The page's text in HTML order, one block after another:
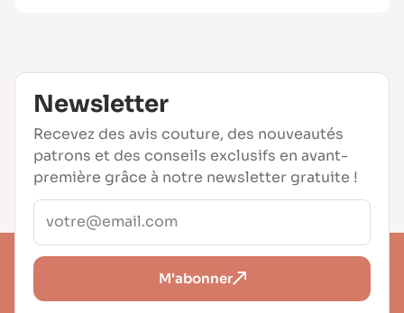
Newsletter
Recevez des avis couture, des nouveautés
patrons et des conseils exclusifs en avant-
première grâce à notre newsletter gratuite !
M'abonner